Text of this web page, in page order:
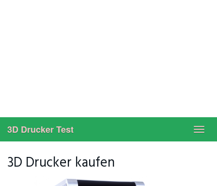
3D Drucker Test
3D Drucker kaufen